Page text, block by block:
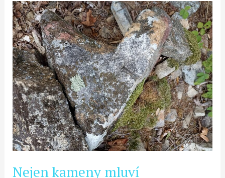
Nejen kameny mluví
Nejen
kameny
mluví